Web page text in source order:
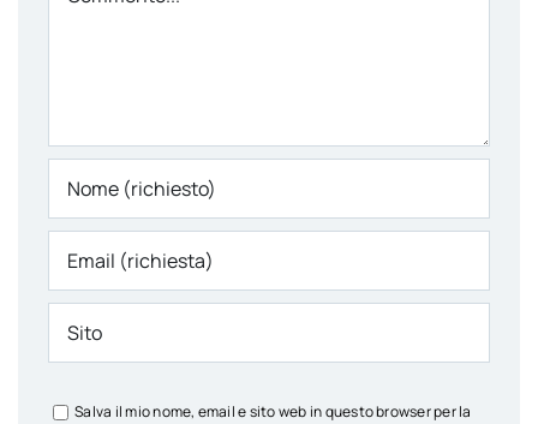
Salva il mio nome, email e sito web in questo browser per la